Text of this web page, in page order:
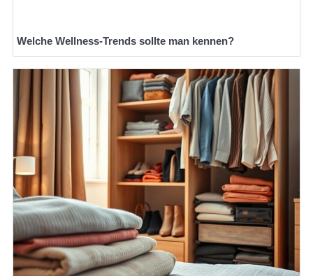
Welche Wellness-Trends sollte man kennen?